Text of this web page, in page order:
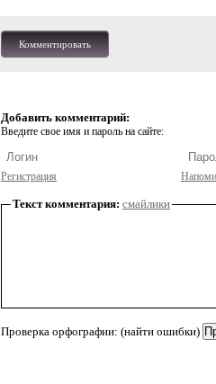
Комментировать
Добавить комментарий:
Введите свое имя и пароль на сайте:
Регистрация
Текст комментария: смайлики
Проверка орфографии: (найти ошибки)